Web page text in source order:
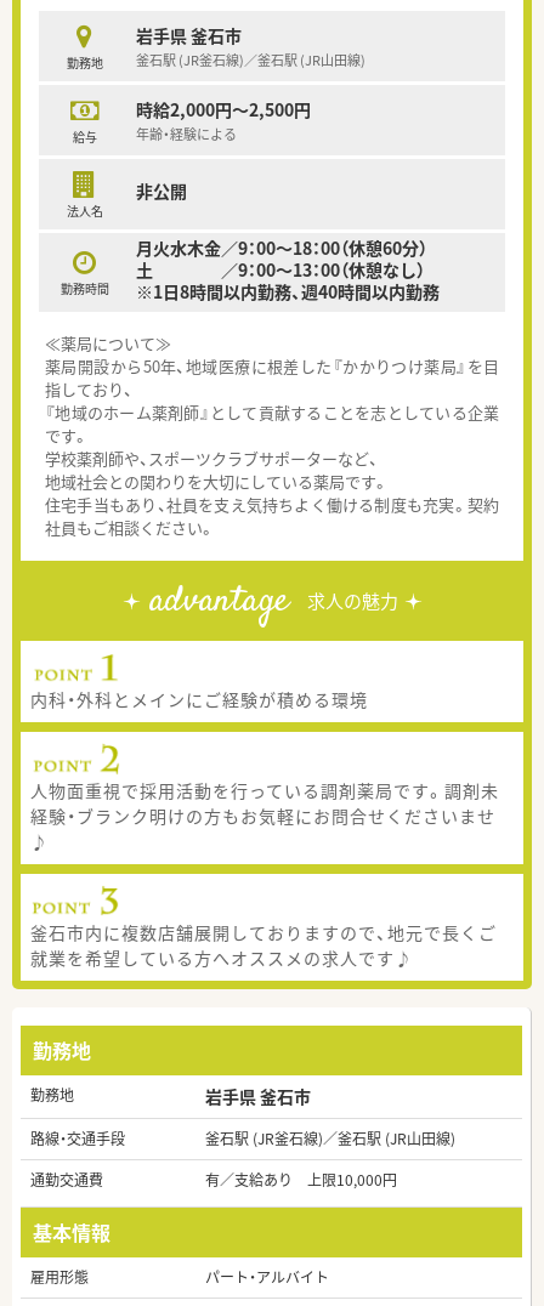
勤務地
岩手県 釜石市
釜石駅 (JR釜石線)／釜石駅 (JR山田線)
給与
時給2,000円～2,500円
年齢・経験による
法人名
非公開
勤務時間
月火水木金／9：00～18：00（休憩60分）
土 ／9：00～13：00（休憩なし）
※1日8時間以内勤務、週40時間以内勤務
≪薬局について≫
薬局開設から50年、地域医療に根差した『かかりつけ薬局』を目
指しており、
『地域のホーム薬剤師』として貢献することを志としている企業
です。
学校薬剤師や、スポーツクラブサポーターなど、
地域社会との関わりを大切にしている薬局です。
住宅手当もあり、社員を支え気持ちよく働ける制度も充実。契約
社員もご相談ください。
advantage 求人の魅力
内科・外科とメインにご経験が積める環境
人物面重視で採用活動を行っている調剤薬局です。調剤未
経験・ブランク明けの方もお気軽にお問合せくださいませ
♪
釜石市内に複数店舗展開しておりますので、地元で長くご
就業を希望している方へオススメの求人です♪
勤務地
勤務地 岩手県 釜石市
路線・交通手段
釜石駅 (JR釜石線)／釜石駅 (JR山田線)
通勤交通費
有／支給あり 上限10,000円
基本情報
雇用形態
パート・アルバイト